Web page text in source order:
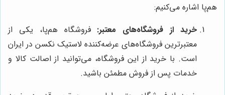
هم‌پا اشاره می‌کنیم:
خرید از فروشگاه‌های معتبر: فروشگاه هم‌پا، یکی از
معتبرترین فروشگاه‌های عرضه‌کننده لاستیک نکسن در ایران
است. با خرید از این فروشگاه، می‌توانید از اصالت کالا و
خدمات پس از فروش مطمئن باشید.